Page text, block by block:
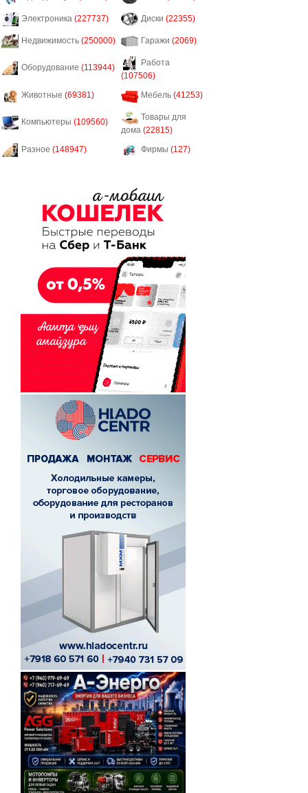
Электроника (227737) Диски (22355)
Недвижимость (250000) Гаражи (2069)
Оборудование (113944)
Работа
(107506)
Животные (69381) Мебель (41253)
Компьютеры (109560)
Товары для
дома (22815)
Разное (148947) Фирмы (127)